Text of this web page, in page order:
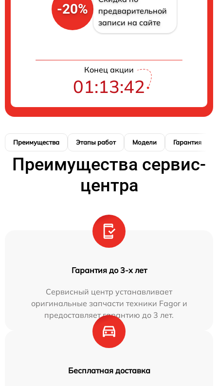
-20%
предварительной
записи на сайте
Конец акции
01:13:42
Преимущества Этапы работ Модели Гарантия
Преимущества сервис-
центра
Гарантия до 3-х лет
Сервисный центр устанавливает
оригинальные запчасти техники Fagor и
предоставляет гарантию до 3 лет.
Бесплатная доставка